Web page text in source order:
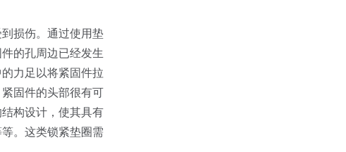
损伤。通过使用垫
的孔周边已经发生
力足以将紧固件拉
固件的头部很有可
构设计，使其具有
。这类锁紧垫圈需